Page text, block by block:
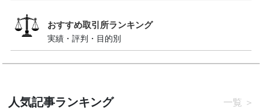
おすすめ取引所ランキング
実績・評判・目的別
人気記事ランキング 一覧